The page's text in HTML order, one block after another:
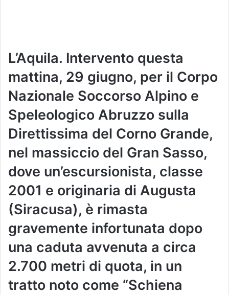
L’Aquila. Intervento questa
mattina, 29 giugno, per il Corpo
Nazionale Soccorso Alpino e
Speleologico Abruzzo sulla
Direttissima del Corno Grande,
nel massiccio del Gran Sasso,
dove un’escursionista, classe
2001 e originaria di Augusta
(Siracusa), è rimasta
gravemente infortunata dopo
una caduta avvenuta a circa
2.700 metri di quota, in un
tratto noto come “Schiena